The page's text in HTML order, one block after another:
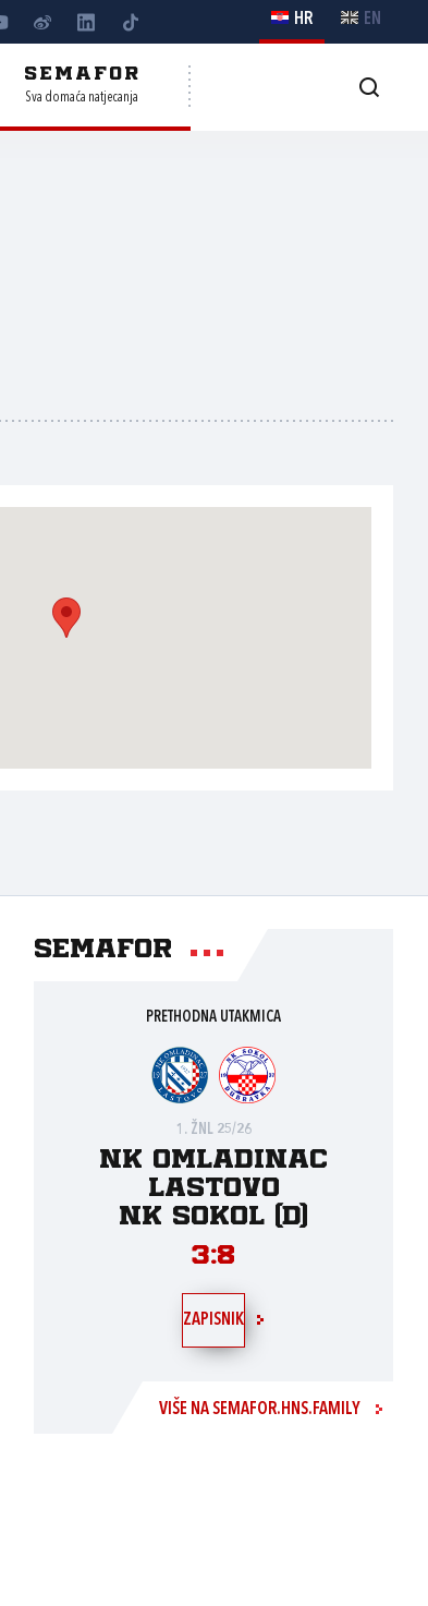
HR EN
SEMAFOR
Sva domaća natjecanja
Semafor
PRETHODNA UTAKMICA
1. ŽNL 25/26
NK Omladinac
Lastovo
NK Sokol (D)
3:8
ZAPISNIK
VIŠE NA SEMAFOR.HNS.FAMILY